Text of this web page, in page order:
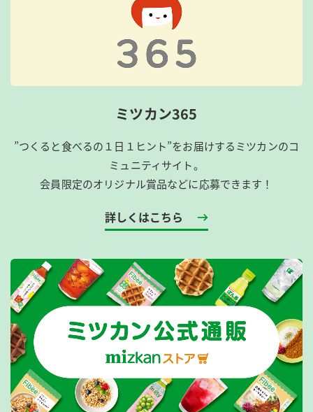
ミツカン365
”つくると食べるの１日１ヒント”をお届けするミツカンのコ
ミュニティサイト。
会員限定のオリジナル賞品などに応募できます！
詳しくはこちら